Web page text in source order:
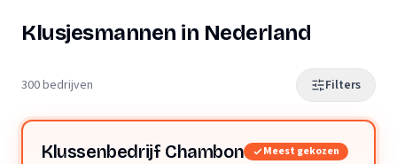
Klusjesmannen in Nederland
300 bedrijven Filters
Klussenbedrijf Chambon Meest gekozen